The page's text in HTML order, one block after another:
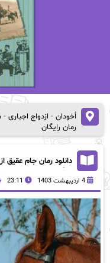
اُخودان- ازدواج اجباری-
رمان رایگان
دانلود رمان جام عقیق
4 اردیبهشت 1403 23:11